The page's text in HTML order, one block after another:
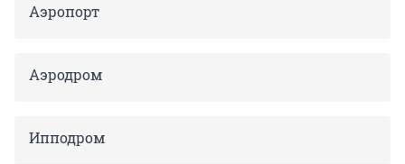
Аэропорт
Аэродром
Ипподром